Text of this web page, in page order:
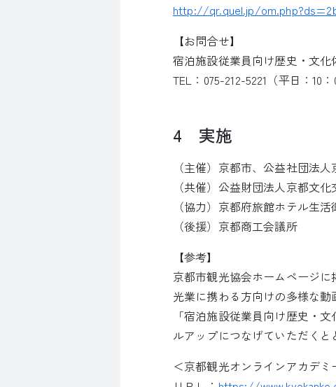
http://qr.quel.jp/
【お問合せ】
宿泊施設従業員向け歴史・文化
TEL：075-212-5221（平日：10：
4 実施
（主催）京都市、公益社団法
（共催）公益財団法人京都文
（協力）京都府旅館ホテル生
（後援）京都商工会議所
【参考】
京都市観光協会ホームページ
光業に携わる方向けの多様な動
「宿泊施設従業員向け歴史・
ルアップにつなげていただく
＜京都観光オンラインアカデミ